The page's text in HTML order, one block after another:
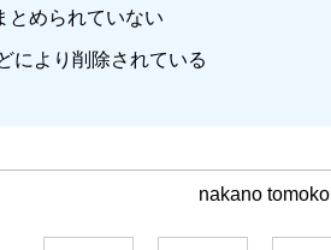
とめられていない
により削除されている
nakano tomoko